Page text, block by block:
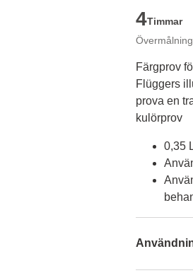
4Timmar
Färgprov
Flüggers
prova en
kulörprov
0,35